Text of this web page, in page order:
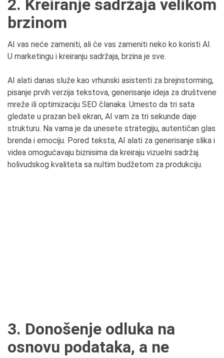
2. Kreiranje sadržaja velikom
brzinom
AI vas neće zameniti, ali će vas zameniti neko ko koristi AI.
U marketingu i kreiranju sadržaja, brzina je sve.
AI alati danas služe kao vrhunski asistenti za brejnstorming,
pisanje prvih verzija tekstova, generisanje ideja za društvene
mreže ili optimizaciju SEO članaka. Umesto da tri sata
gledate u prazan beli ekran, AI vam za tri sekunde daje
strukturu. Na vama je da unesete strategiju, autentičan glas
brenda i emociju. Pored teksta, AI alati za generisanje slika i
videa omogućavaju biznisima da kreiraju vizuelni sadržaj
holivudskog kvaliteta sa nultim budžetom za produkciju.
3. Donošenje odluka na
osnovu podataka, a ne